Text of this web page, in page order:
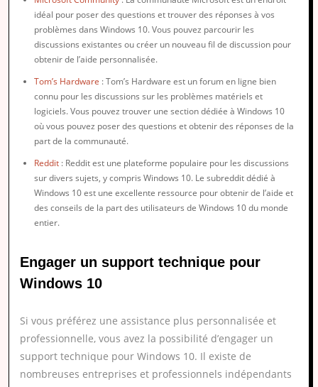
idéal pour poser des questions et trouver des réponses à vos
problèmes dans Windows 10. Vous pouvez parcourir les
discussions existantes ou créer un nouveau fil de discussion pour
obtenir de l’aide personnalisée.
Tom’s Hardware : Tom’s Hardware est un forum en ligne bien
connu pour les discussions sur les problèmes matériels et
logiciels. Vous pouvez trouver une section dédiée à Windows 10
où vous pouvez poser des questions et obtenir des réponses de la
part de la communauté.
Reddit : Reddit est une plateforme populaire pour les discussions
sur divers sujets, y compris Windows 10. Le subreddit dédié à
Windows 10 est une excellente ressource pour obtenir de l’aide et
des conseils de la part des utilisateurs de Windows 10 du monde
entier.
Engager un support technique pour
Windows 10
Si vous préférez une assistance plus personnalisée et
professionnelle, vous avez la possibilité d’engager un
support technique pour Windows 10. Il existe de
nombreuses entreprises et professionnels indépendants